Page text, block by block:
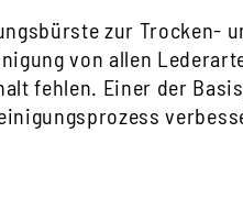
zur Trocken-
von allen
fehlen. Einer der